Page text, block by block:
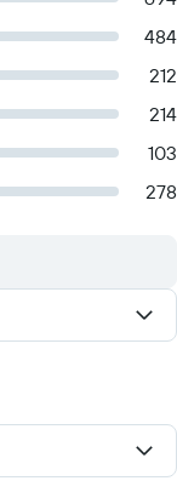
484
212
214
103
278